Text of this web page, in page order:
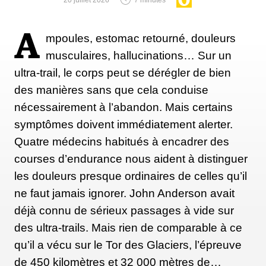
quotidien – je me mettais à l'eau, souvent dans le
noir du matin, avant de me rendre au travail. Et
même si je ne me suis jamais qualifiée de nageuse,
ce que j’éprouvais au contact de l’eau froide me
faisait y revenir jour après jour. Étant écrivaine et
artiste, je me suis rapidement rendu compte que ces
immersions quotidiennes faisaient désormais
intégralement partie de mon processus créatif. Elles
me rendaient plus présente au monde, plus
consciente, et m'apportaient souvent ce soupçon de
clairvoyance dont j'avais le plus besoin pour mes
travaux.
A mpoules, estomac retourné, douleurs
musculaires, hallucinations… Sur un
ultra-trail, le corps peut se dérégler de bien
des manières sans que cela conduise
nécessairement à l’abandon. Mais certains
symptômes doivent immédiatement alerter.
Quatre médecins habitués à encadrer des
courses d’endurance nous aident à distinguer
les douleurs presque ordinaires de celles qu’il
ne faut jamais ignorer. John Anderson avait
déjà connu de sérieux passages à vide sur
des ultra-trails. Mais rien de comparable à ce
qu’il a vécu sur le Tor des Glaciers, l’épreuve
de 450 kilomètres et 32 000 mètres de…